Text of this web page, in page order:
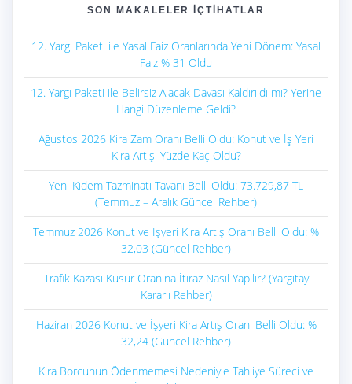
SON MAKALELER İÇTIHATLAR
12. Yargı Paketi ile Yasal Faiz Oranlarında Yeni Dönem: Yasal
Faiz % 31 Oldu
12. Yargı Paketi ile Belirsiz Alacak Davası Kaldırıldı mı? Yerine
Hangi Düzenleme Geldi?
Ağustos 2026 Kira Zam Oranı Belli Oldu: Konut ve İş Yeri
Kira Artışı Yüzde Kaç Oldu?
Yeni Kıdem Tazminatı Tavanı Belli Oldu: 73.729,87 TL
(Temmuz – Aralık Güncel Rehber)
Temmuz 2026 Konut ve İşyeri Kira Artış Oranı Belli Oldu: %
32,03 (Güncel Rehber)
Trafik Kazası Kusur Oranına İtiraz Nasıl Yapılır? (Yargıtay
Kararlı Rehber)
Haziran 2026 Konut ve İşyeri Kira Artış Oranı Belli Oldu: %
32,24 (Güncel Rehber)
Kira Borcunun Ödenmemesi Nedeniyle Tahliye Süreci ve